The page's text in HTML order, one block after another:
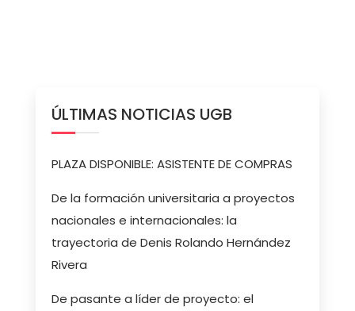
ÚLTIMAS NOTICIAS UGB
PLAZA DISPONIBLE: ASISTENTE DE COMPRAS
De la formación universitaria a proyectos
nacionales e internacionales: la
trayectoria de Denis Rolando Hernández
Rivera
De pasante a líder de proyecto: el